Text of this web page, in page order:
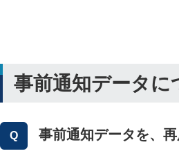
事前通知データに
事前通知データを、